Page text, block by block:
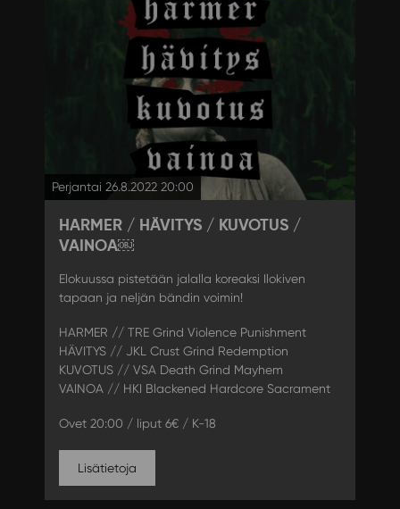
Perjantai 26.8.2022 20:00
HARMER / HÄVITYS / KUVOTUS /
VAINOA￼
Elokuussa pistetään jalalla koreaksi Ilokiven
tapaan ja neljän bändin voimin!
HARMER // TRE Grind Violence Punishment
HÄVITYS // JKL Crust Grind Redemption
KUVOTUS // VSA Death Grind Mayhem
VAINOA // HKI Blackened Hardcore Sacrament
Ovet 20:00 / liput 6€ / K-18
Lisätietoja